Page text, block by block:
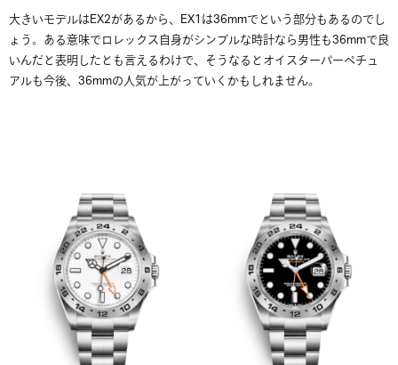
大きいモデルはEX2があるから、EX1は36mmでという部分もあるのでし
ょう。ある意味でロレックス自身がシンプルな時計なら男性も36mmで良
いんだと表明したとも言えるわけで、そうなるとオイスターパーペチュ
アルも今後、36mmの人気が上がっていくかもしれません。